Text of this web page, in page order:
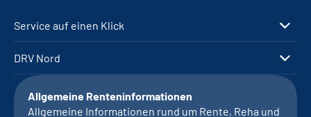
Service auf einen Klick
DRV Nord
Allgemeine Renteninformationen
Allgemeine Informationen rund um Rente, Reha und